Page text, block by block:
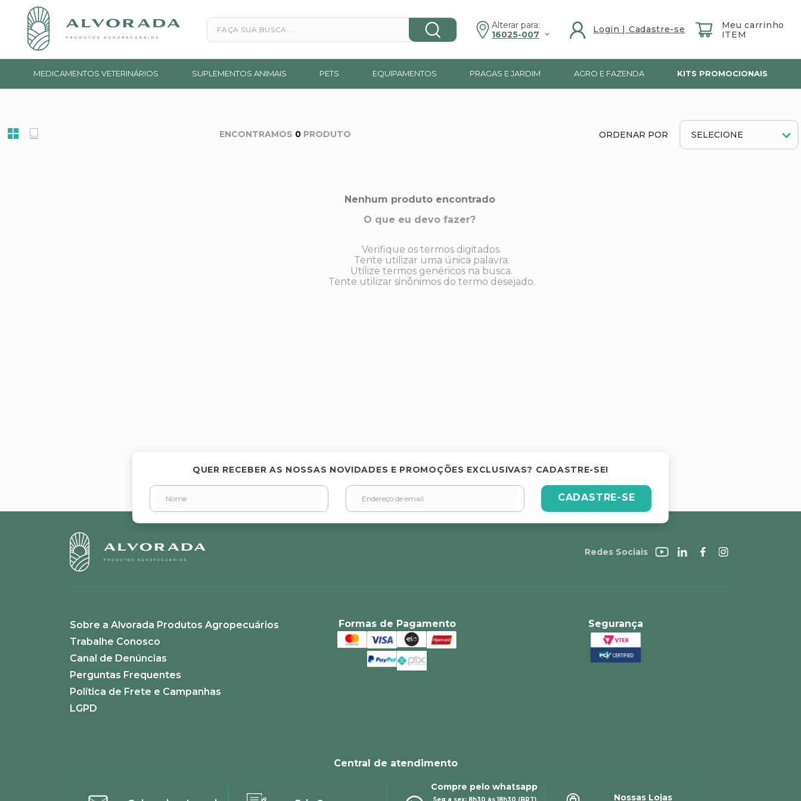
Faça sua busca...
Alterar para:
16025-007
MEDICAMENTOS VETERINÁRIOS SUPLEMENTOS ANIMAIS PETS EQUIPAMENTOS PRAGAS E JARDIM AGRO E FAZENDA KITS PROMOCIONAIS
0 PRODUTO
Nenhum produto encontrado
O que eu devo fazer?
Verifique os termos digitados.
Tente utilizar uma única palavra.
Utilize termos genéricos na busca.
Tente utilizar sinônimos do termo desejado.
QUER RECEBER AS NOSSAS NOVIDADES E PROMOÇÕES EXCLUSIVAS? CADASTRE-SE!
CADASTRE-SE
Redes Sociais
Sobre a Alvorada Produtos Agropecuários
Trabalhe Conosco
Canal de Denúncias
Perguntas Frequentes
Política de Frete e Campanhas
LGPD
Formas de Pagamento Segurança
Central de atendimento
Compre pelo whatsapp
Nossas Lojas